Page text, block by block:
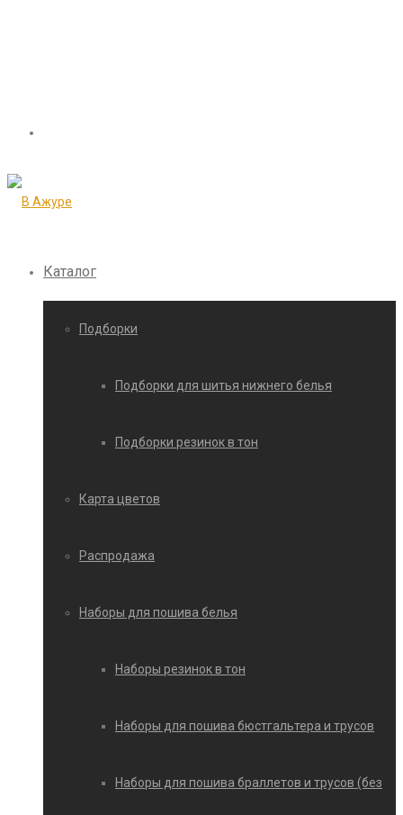
Каталог
Подборки
Подборки для шитья нижнего белья
Подборки резинок в тон
Карта цветов
Распродажа
Наборы для пошива белья
Наборы резинок в тон
Наборы для пошива бюстгальтера и трусов
Наборы для пошива браллетов и трусов (без